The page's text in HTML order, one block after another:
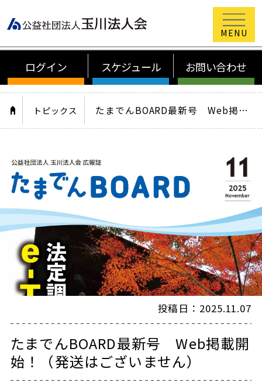
公益社団
ログイン スケジュール お問い合わせ
HOMEトピックス たまでんBOARD最新号 Web掲載開始！（発送はございません）
投稿日：2025.11.07
たまでんBOARD最新号 Web掲載開
始！（発送はございません）